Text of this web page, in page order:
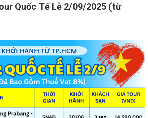
Quốc Tế Lễ 2/09/2025 (từ